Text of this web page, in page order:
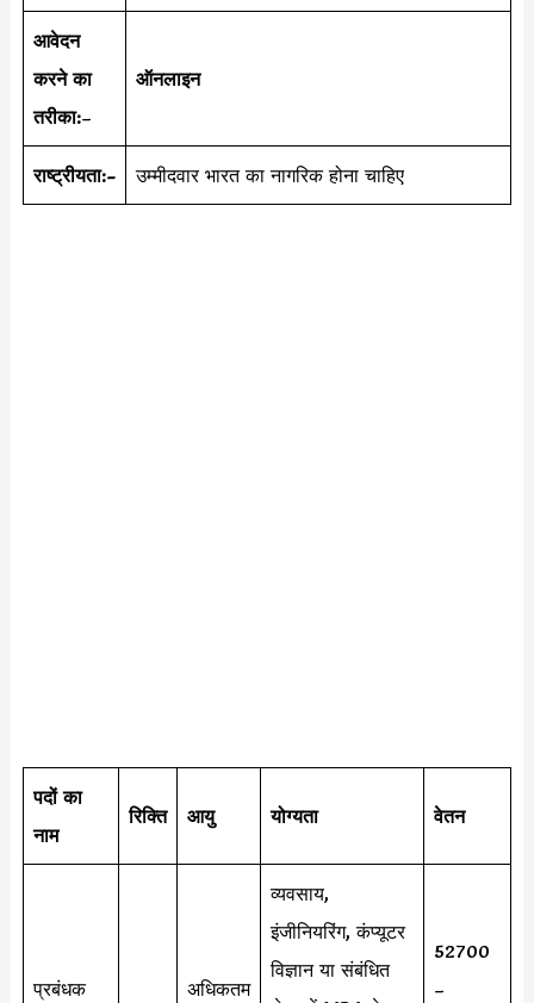
आवेदन
करने का
तरीका:–
ऑनलाइन
राष्ट्रीयता:- उम्मीदवार भारत का नागरिक होना चाहिए
पदों का
नाम
रिक्ति आयु योग्यता वेतन
प्रबंधक
अधिकतम
व्यवसाय,
इंजीनियरिंग, कंप्यूटर
विज्ञान या संबंधित
52700
–